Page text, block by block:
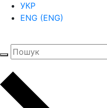
УКР
ENG (ENG)